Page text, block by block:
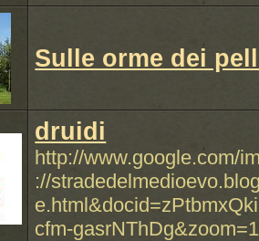
Sulle orme dei
druidi
http://www.google.com/
://
cfm-gasrNThDg&zoom=1